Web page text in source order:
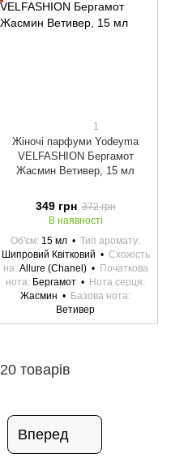
1
Жіночі парфуми Yodeyma
VELFASHION Бергамот
Жасмин Ветивер, 15 мл
349 грн 372 грн
В наявності
Об'єм 15 мл
Тип аромату
Шипровий Квітковий
Схожість
на Allure (Chanel)
Початкова
нота Бергамот
Нота серця
Жасмин
Базова нота
Ветивер
товарів
Вперед